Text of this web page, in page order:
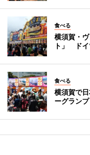
食べる
横須賀・
ト」 ドイ
食べる
横須賀で
ーグラン